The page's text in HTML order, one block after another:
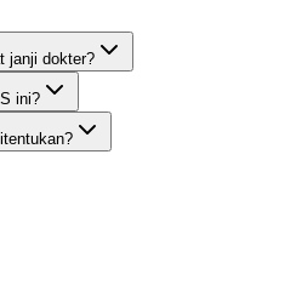
janji dokter?
ini?